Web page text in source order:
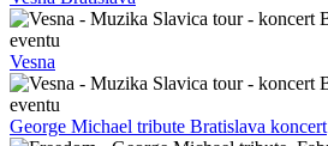
Vesna
George Michael tribute Bratislava koncert